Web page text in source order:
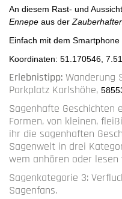
An diesem Rast- und
Ennepe aus der
Einfach mit dem
Koordinaten: 51.170546,
Erlebnistipp: Wanderung
Parkplatz Karlshöhe,
Sagenhafte Geschichten
Formen, von kleinen,
ihr die sagenhaften
Sagenwelt in drei
wem anhören oder lesen
Sagenkategorie 3:
Sagenfans.